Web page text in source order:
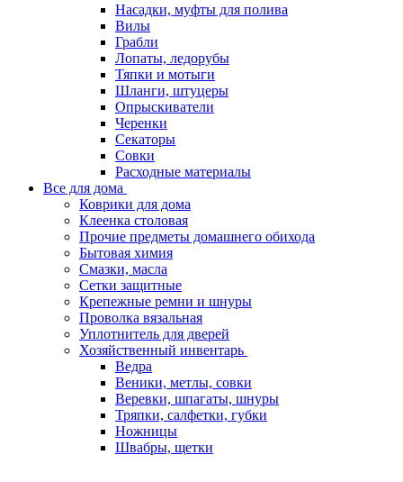
Насадки, муфты для полива
Вилы
Грабли
Лопаты, ледорубы
Тяпки и мотыги
Шланги, штуцеры
Опрыскиватели
Черенки
Секаторы
Совки
Расходные материалы
Все для дома
Коврики для дома
Клеенка столовая
Прочие предметы домашнего обихода
Бытовая химия
Смазки, масла
Сетки защитные
Крепежные ремни и шнуры
Проволка вязальная
Уплотнитель для дверей
Хозяйственный инвентарь
Ведра
Веники, метлы, совки
Веревки, шпагаты, шнуры
Тряпки, салфетки, губки
Ножницы
Швабры, щетки